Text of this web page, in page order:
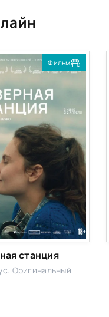
Фильм
станция
Оригинальный